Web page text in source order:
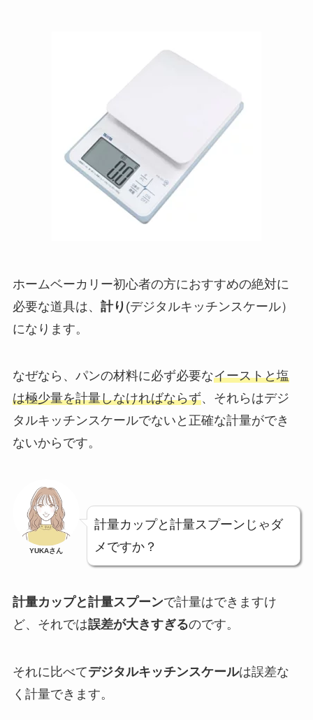
ホームベーカリー初心者の方におすすめの絶対に
必要な道具は、 計り (デジタルキッチンスケール）
になります。
なぜなら、パンの材料に必ず必要なイーストと塩
は極少量を計量しなければならず、それらはデジ
タルキッチンスケールでないと正確な計量ができ
ないからです。
YUKAさん
計量カップと計量スプーンじゃダ
メですか？
計量カップと計量スプーンで計量はできますけ
ど、それでは誤差が大きすぎるのです。
それに比べてデジタルキッチンスケールは誤差な
く計量できます。